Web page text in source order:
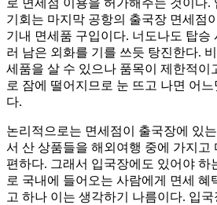
로 면세점 이용을 허가해주는 것이다.
기회는 마지막 공항의 출국장 면세점
기내 면세품 구입이다. 너도나도 탑승
러 남은 외화를 기를 쓰듯 탕진한다.
세품을 살 수 있으나 품목이 제한적이
로 잠에 떨어지므로 눈 뜨고 나면 어
다.
논리적으로는 면세점이 출국장에 있
서 산 상품들을 해외여행 중에 가지고
편하다. 그래서 입국장에도 있어야 하
로 국내에 들어오는 사람에게 면세 혜
고 하나 이는 생각하기 나름이다. 입